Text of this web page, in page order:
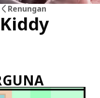
Renungan
Kiddy